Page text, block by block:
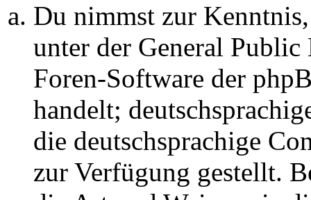
Du nimmst zur
unter der General
Foren-Software der
handelt;
die deutschsprachige
zur Verfügung gestellt.